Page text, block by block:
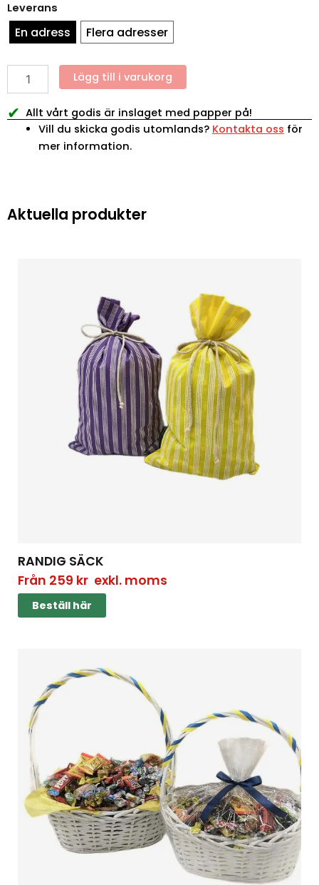
Leverans
En adress Flera adresser
Lägg till i varukorg
✔ Allt vårt godis är inslaget med papper på!
Vill du skicka godis utomlands? Kontakta oss för
mer information.
Aktuella produkter
RANDIG SÄCK
Från 259 krexkl. moms
Beställ här